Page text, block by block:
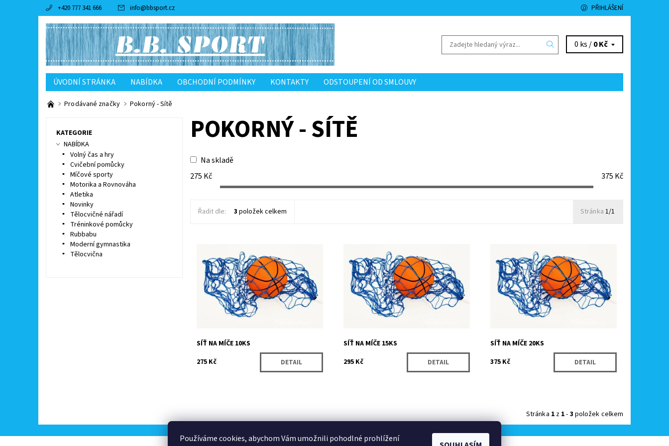
+420 777 341 666 info@bbsport.cz PŘIHLÁŠENÍ
0 ks /0 Kč
ÚVODNÍ STRÁNKA NABÍDKA OBCHODNÍ PODMÍNKY KONTAKTY ODSTOUPENÍ OD SMLOUVY
Prodávané značky Pokorný - Sítě
POKORNÝ - SÍTĚ
Na skladě
275 Kč 375 Kč
Řadit dle: 3 položek celkem Stránka 1/1
Ideální pomůcka pro pohodlné přenášení
a uskladnění až deseti sportovních míčů.
Dostupnost:
Momentálně
nedostupné
Kód:
4186
Značka:
Pokorný - Sítě
SÍŤ NA MÍČE 10KS
275 Kč
DETAIL
Ideální pomůcka pro pohodlné přenášení
a uskladnění až patnácti sportovních míčů.
Dostupnost:
Momentálně
nedostupné
Kód:
4187
Značka:
Pokorný - Sítě
SÍŤ NA MÍČE 15KS
295 Kč
DETAIL
Ideální pomůcka pro pohodlné přenášení
a uskladnění až 20ti sportovních míčů.
Dostupnost:
Momentálně
nedostupné
Kód:
4188
Značka:
Pokorný - Sítě
SÍŤ NA MÍČE 20KS
375 Kč
DETAIL
Stránka 1z 1- 3 položek celkem
KATEGORIE
NABÍDKA
Volný čas a hry
Cvičební pomůcky
Míčové sporty
Motorika a Rovnováha
Atletika
Novinky
Tělocvičné nářadí
Tréninkové pomůcky
Rubbabu
Moderní gymnastika
Tělocvična
Používáme cookies, abychom Vám umožnili pohodlné prohlížení